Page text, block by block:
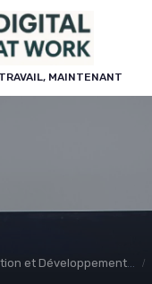
MAINTENANT
et Développement de Sites Web
des cookies